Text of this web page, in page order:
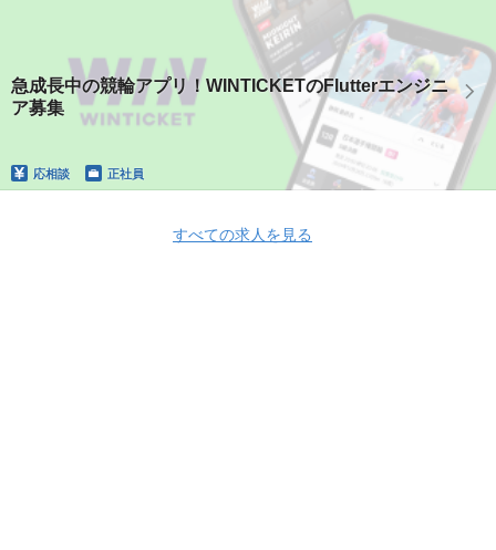
急成長中の競輪アプリ！WINTICKETのFlutterエンジニ
ア募集
応相談 正社員
すべての求人を見る